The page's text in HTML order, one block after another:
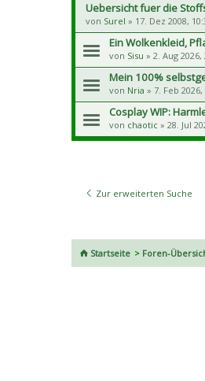
Uebersicht fuer die
von Surel » 17. Dez 2008,
Ein Wolkenkleid,
von Sisu » 2. Aug 2026,
Mein 100%
von Nria » 7. Feb
Cosplay WIP:
von chaotic » 28. Jul
Zur erweiterten Suche
Startseite Foren-